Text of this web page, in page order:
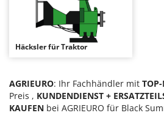
Astscheren
Atemschutzgeräte
Aufroller für Olivennetze
Auslegemulcher für
Äxte - Beile und
Ambrogio Robot
Annovi Reverberi
ANTHBOT
Arco
Ardes
Häcksler für Traktor
AGRIEURO: Ihr Fachhändler mit
Preis , KUNDENDIENST +
KAUFEN bei AGRIEURO für Black